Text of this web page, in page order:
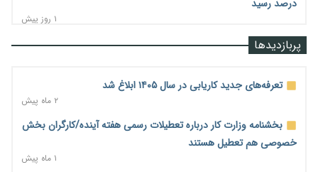
درصد رسید
۱ روز پیش
رشد ۷۵ هزار میلیاردی بازار خرید اعتباری؛ فین‌تک‌ها وارد میدان
آغاز اجرای پایلوت «ردا کارت» برای دانشجویان تحصیلات تکمیلی
۱ روز پیش
پربازدیدها
تعرفه‌های جدید کاریابی در سال ۱۴۰۵ ابلاغ شد
۲ ماه پیش
بخشنامه وزارت کار درباره تعطیلات رسمی هفته آینده/کارگران بخش
خصوصی هم تعطیل هستند
۱ ماه پیش